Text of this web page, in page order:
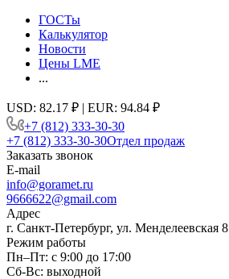
ГОСТы
Калькулятор
Новости
Цены LME
...
USD: 82.17 ₽ | EUR: 94.84 ₽
+7 (812) 333-30-30
+7 (812) 333-30-30Отдел продаж
Заказать звонок
E-mail
info@goramet.ru
9666622@gmail.com
Адрес
г. Санкт-Петербург, ул. Менделеевская 8
Режим работы
Пн–Пт: с 9:00 до 17:00
Сб-Вс: выходной